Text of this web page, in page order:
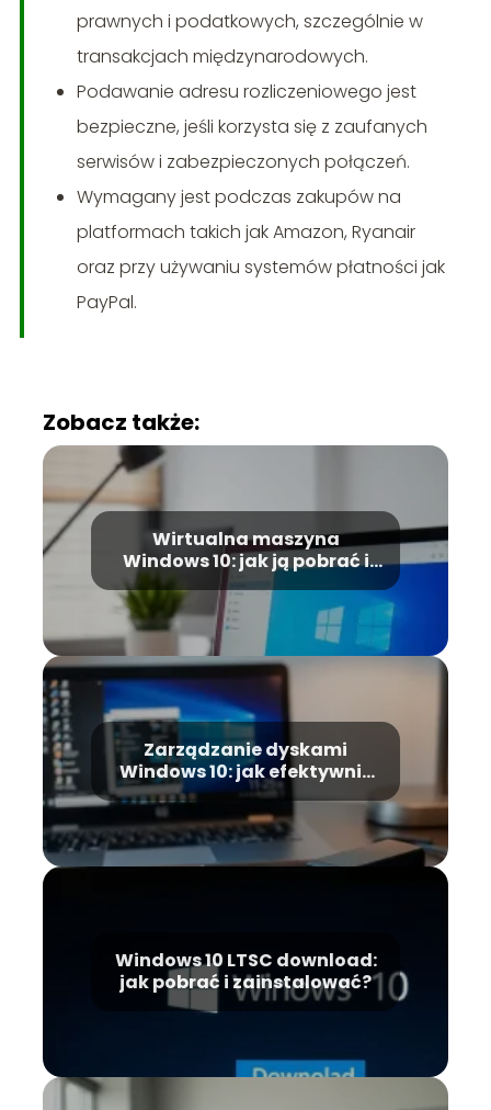
prawnych i podatkowych, szczególnie w
transakcjach międzynarodowych.
Podawanie adresu rozliczeniowego jest
bezpieczne, jeśli korzysta się z zaufanych
serwisów i zabezpieczonych połączeń.
Wymagany jest podczas zakupów na
platformach takich jak Amazon, Ryanair
oraz przy używaniu systemów płatności jak
PayPal.
Zobacz także:
Wirtualna maszyna
Windows 10: jak ją pobrać i
skonfigurować?
Zarządzanie dyskami
Windows 10: jak efektywnie
zarządzać partycjami?
Windows 10 LTSC download:
jak pobrać i zainstalować?